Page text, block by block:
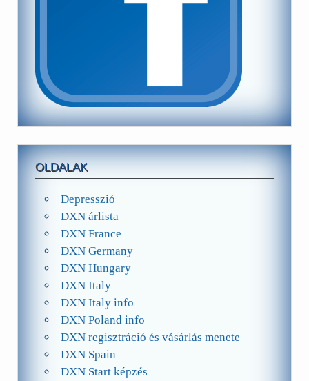
OLDALAK
Depresszió
DXN árlista
DXN France
DXN Germany
DXN Hungary
DXN Italy
DXN Italy info
DXN Poland info
DXN regisztráció és vásárlás menete
DXN Spain
DXN Start képzés